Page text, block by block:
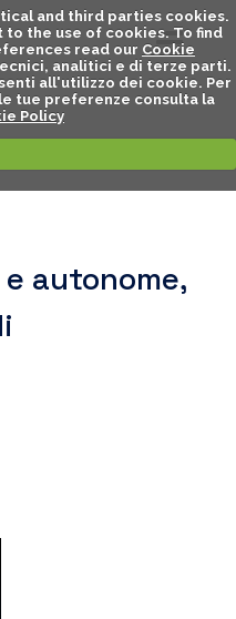
and third parties cookies.
to the use of cookies. To find
read our Cookie
analitici e di terze parti.
all'utilizzo dei cookie. Per
tue preferenze consulta la
Policy
autonome,